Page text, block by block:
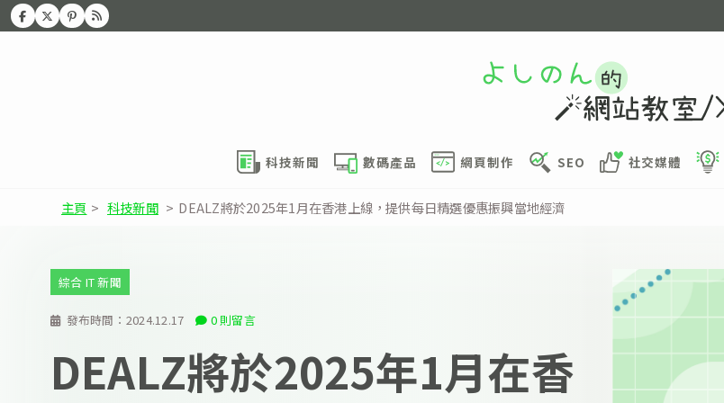
科技新聞 數碼產品 網頁制作 SEO 社交媒體
主頁 > 科技新聞 > DEALZ將於2025年1月在香港上線，提供每日精選優惠振興當地經濟
發布時間： 2024.12.17 0 則留言
綜合 IT 新聞
DEALZ將於2025年1月在香